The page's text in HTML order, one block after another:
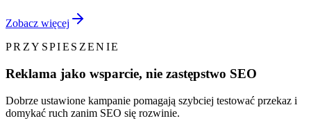
Zobacz więcej
PRZYSPIESZENIE
Reklama jako wsparcie, nie zastępstwo SEO
Dobrze ustawione kampanie pomagają szybciej testować przekaz i
domykać ruch zanim SEO się rozwinie.